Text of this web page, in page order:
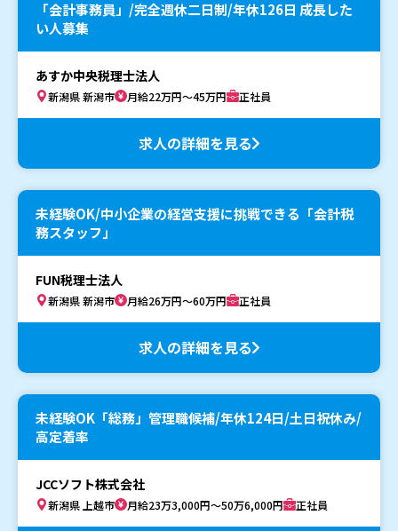
「会計事務員」/完全週休二日制/年休126日 成長した
い人募集
あすか中央税理士法人
新潟県 新潟市 月給22万円～45万円 正社員
求人の詳細を見る
未経験OK/中小企業の経営支援に挑戦できる「会計税
務スタッフ」
FUN税理士法人
新潟県 新潟市 月給26万円～60万円 正社員
求人の詳細を見る
未経験OK「総務」管理職候補/年休124日/土日祝休み/
高定着率
JCCソフト株式会社
新潟県 上越市 月給23万3,000円～50万6,000円 正社員